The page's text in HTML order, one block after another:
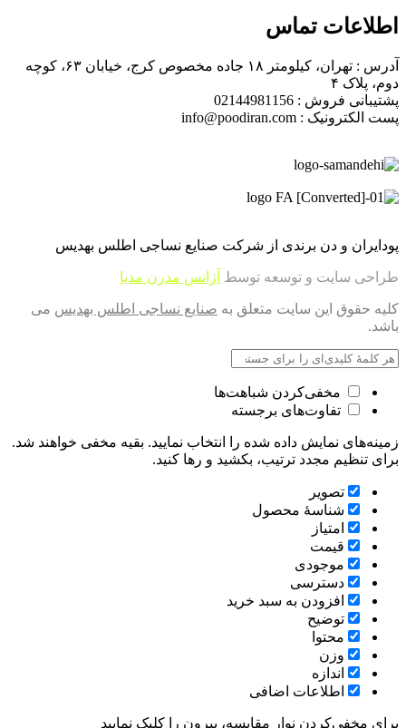
اطلاعات تماس
آدرس : تهران، کیلومتر ۱۸ جاده مخصوص کرج، خیابان ۶۳، کوچه
دوم، پلاک ۴
پشتیبانی فروش : 02144981156
پست الکترونیک : info@poodiran.com
پودایران و دن برندی از شرکت صنایع نساجی اطلس بهدیس
طراحی سایت و توسعه توسط آژانس مدرن مدیا
کلیه حقوق این سایت متعلق به صنایع نساجی اطلس بهدیس می
باشد.
مخفی‌کردن شباهت‌ها
تفاوت‌های برجسته
زمینه‌های نمایش داده شده را انتخاب نمایید. بقیه مخفی خواهند شد.
برای تنظیم مجدد ترتیب، بکشید و رها کنید.
تصویر
شناسۀ محصول
امتیاز
قيمت
موجودی
دسترسی
افزودن به سبد خرید
توضیح
محتوا
وزن
اندازه
اطلاعات اضافی
برای مخفی‌کردن نوار مقایسه، بیرون را کلیک نمایید